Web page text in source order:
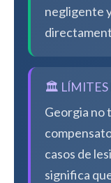
negligente
🏛️ LÍMITES
Georgia no
casos de
significa